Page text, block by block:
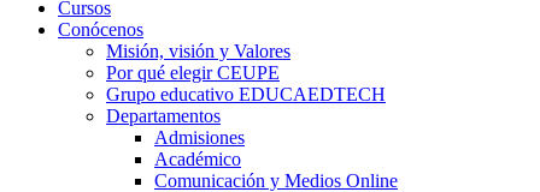
Cursos
Conócenos
Misión, visión y Valores
Por qué elegir CEUPE
Grupo educativo EDUCAEDTECH
Departamentos
Admisiones
Académico
Comunicación y Medios Online